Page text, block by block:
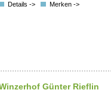
Details ->
Merken ->
Günter Rieflin